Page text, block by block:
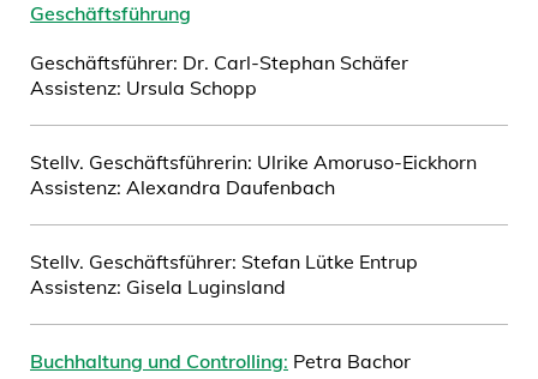
Geschäftsführung
Geschäftsführer: Dr. Carl-Stephan Schäfer
Assistenz: Ursula Schopp
Stellv. Geschäftsführerin: Ulrike Amoruso-Eickhorn
Assistenz: Alexandra Daufenbach
Stellv. Geschäftsführer: Stefan Lütke Entrup
Assistenz: Gisela Luginsland
Buchhaltung und Controlling: Petra Bachor